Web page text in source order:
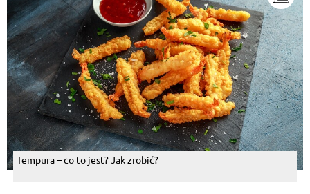
Tempura – co to jest? Jak zrobić?